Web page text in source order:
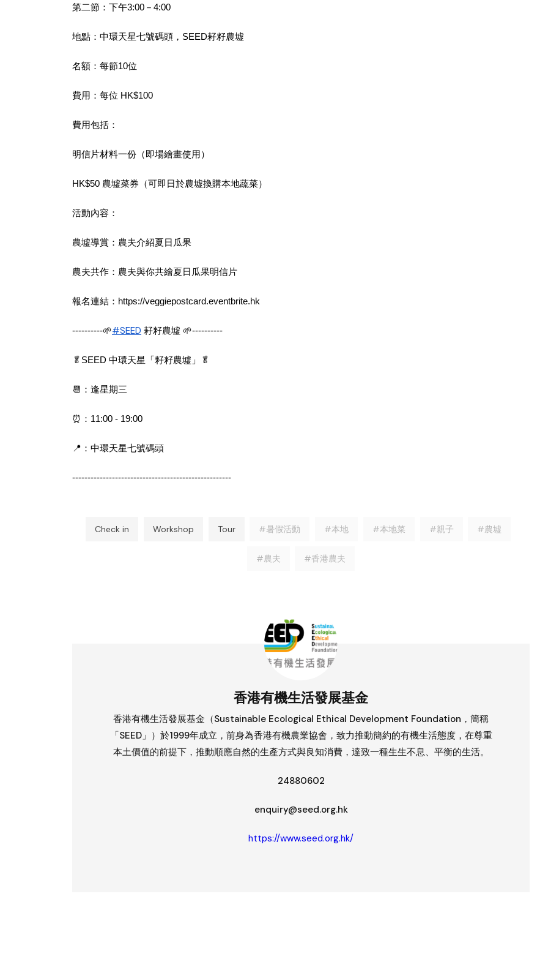
第二節：下午3:00－4:00
地點：中環天星七號碼頭，SEED耔籽農墟
名額：每節10位
費用：每位 HK$100
費用包括：
明信片材料一份（即場繪畫使用）
HK$50 農墟菜券（可即日於農墟換購本地蔬菜）
活動內容：
農墟導賞：農夫介紹夏日瓜果
農夫共作：農夫與你共繪夏日瓜果明信片
報名連結： https://veggiepostcard.eventbrite.hk
----------🌱#SEED 耔籽農墟 🌱----------
🥬SEED 中環天星「耔籽農墟」🥬
📆：逢星期三
⏰：11:00 - 19:00
📍：中環天星七號碼頭
----------------------------------------------------
Check in Workshop Tour #暑假活動 #本地 #本地菜 #親子 #農墟
#農夫 #香港農夫
香港有機生活發展基金
香港有機生活發展基金（Sustainable Ecological Ethical Development Foundation，簡稱
「SEED」）於1999年成立，前身為香港有機農業協會，致力推動簡約的有機生活態度，在尊重
本土價值的前提下，推動順應自然的生產方式與良知消費，達致一種生生不息、平衡的生活。
24880602
enquiry@seed.org.hk
https://www.seed.org.hk/